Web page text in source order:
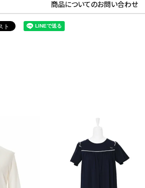
商品についてのお問い合わせ